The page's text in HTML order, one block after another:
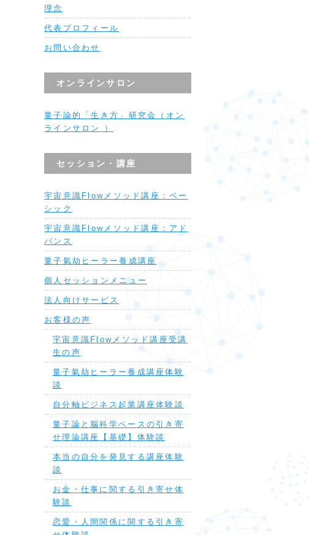
理念
代表プロフィール
お問い合わせ
オンラインサロン
量子論的「生き方」研究会（オン
ラインサロン ）
セッション・講座
宇宙意識Flowメソッド講座：ベー
シック
宇宙意識Flowメソッド講座：アド
バンス
量子氣劫ヒーラー養成講座
個人セッションメニュー
法人向けサービス
お客様の声
宇宙意識Flowメソッド講座受講
生の声
量子氣劫ヒーラー養成講座体験
談
自分軸ビジネス起業講座体験談
量子論と脳科学ベースの引き寄
せ理論講座【基礎】体験談
本当の自分を発見する講座体験
談
お金・仕事に関する引き寄せ体
験談
恋愛・人間関係に関する引き寄